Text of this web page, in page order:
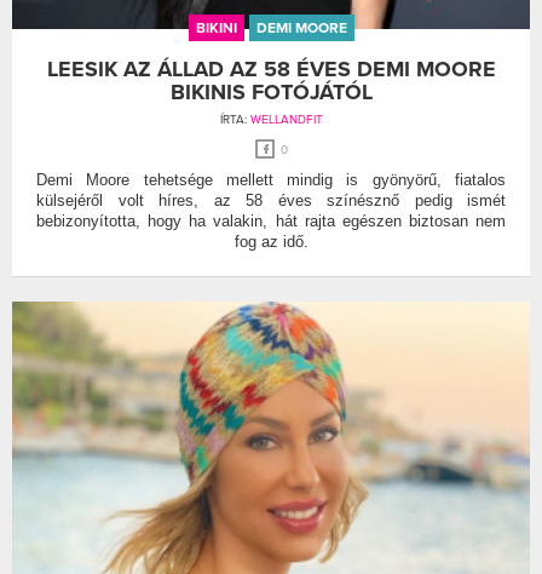
BIKINI DEMI MOORE
LEESIK AZ ÁLLAD AZ 58 ÉVES DEMI MOORE
BIKINIS FOTÓJÁTÓL
ÍRTA: WELLANDFIT
0
Demi Moore tehetsége mellett mindig is gyönyörű, fiatalos
külsejéről volt híres, az 58 éves színésznő pedig ismét
bebizonyította, hogy ha valakin, hát rajta egészen biztosan nem
fog az idő.